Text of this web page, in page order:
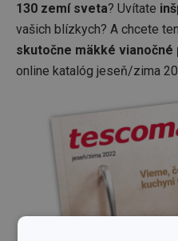
130 zemí sveta? Uvítate
vašich blízkych? A chcete
skutočne mäkké vianočné
online katalóg jeseň/zima